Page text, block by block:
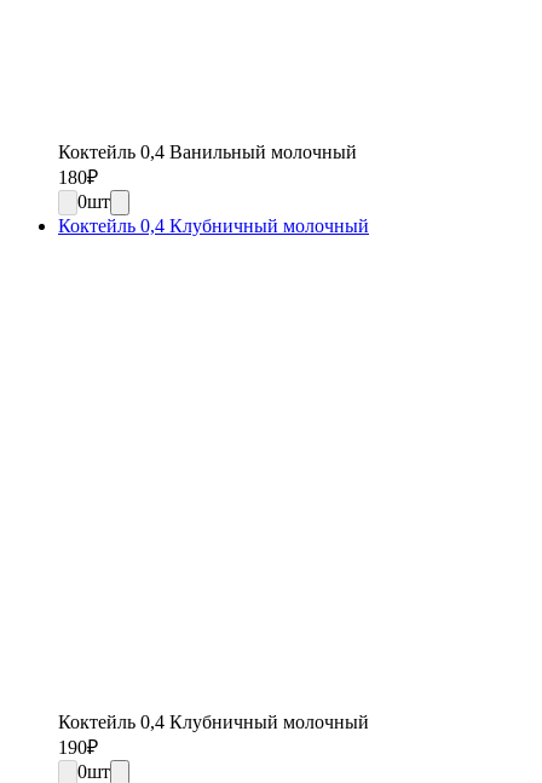
Коктейль 0,4 Ванильный молочный
180₽
0шт
Коктейль 0,4 Клубничный молочный
Коктейль 0,4 Клубничный молочный
190₽
0шт